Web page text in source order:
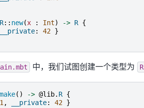
R:: new(x : Int) -> R {
__private: 42 }
中，我们试图创建一个类型为 R
make() -> @lib. R {
1, __private: 42 }